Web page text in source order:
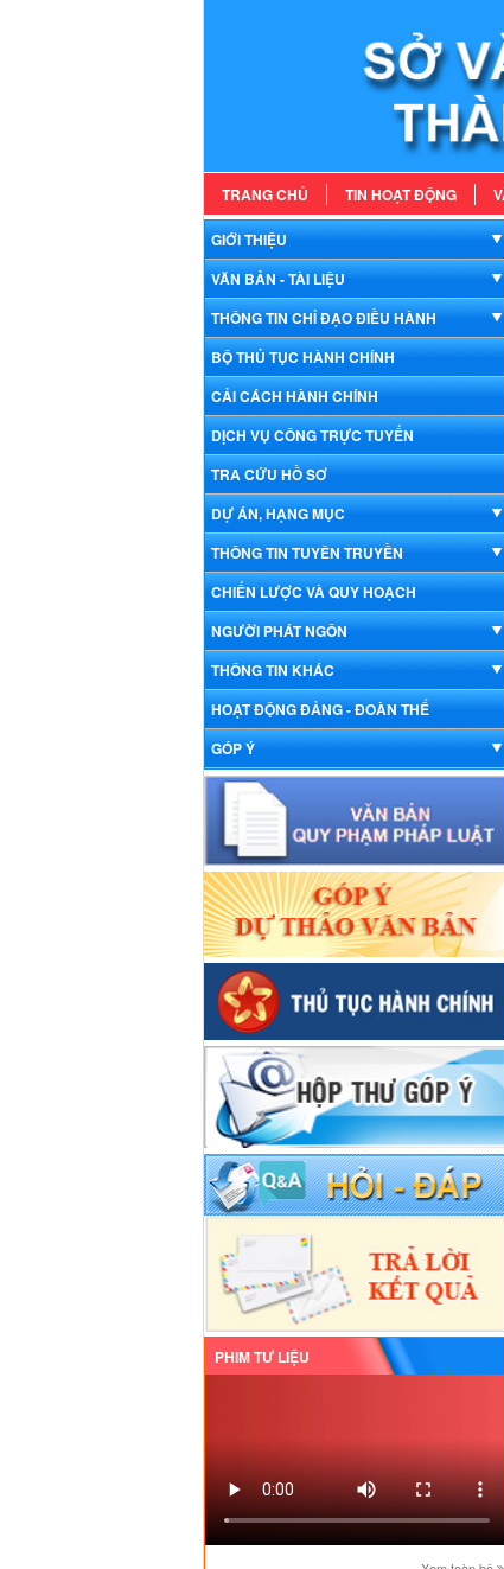
TRANG CHỦ TIN HOẠT ĐỘNG
GIỚI THIỆU
VĂN BẢN - TÀI LIỆU
THÔNG TIN CHỈ ĐẠO ĐIỀU HÀNH
BỘ THỦ TỤC HÀNH CHÍNH
CẢI CÁCH HÀNH CHÍNH
DỊCH VỤ CÔNG TRỰC TUYẾN
TRA CỨU HỒ SƠ
DỰ ÁN, HẠNG MỤC
THÔNG TIN TUYÊN TRUYỀN
CHIẾN LƯỢC VÀ QUY HOẠCH
NGƯỜI PHÁT NGÔN
THÔNG TIN KHÁC
HOẠT ĐỘNG ĐẢNG - ĐOÀN THỂ
GÓP Ý
PHIM TƯ LIỆU